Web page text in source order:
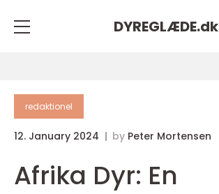
DYREGLÆDE.dk
redaktionel
12. January 2024 by Peter Mortensen
Afrika Dyr: En